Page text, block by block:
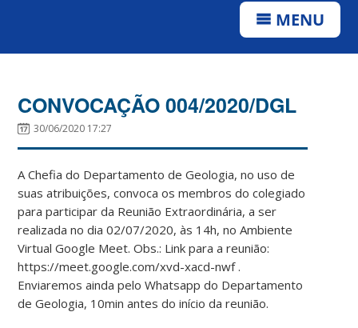
MENU
CONVOCAÇÃO 004/2020/DGL
30/06/2020 17:27
A Chefia do Departamento de Geologia, no uso de
suas atribuições, convoca os membros do colegiado
para participar da Reunião Extraordinária, a ser
realizada no dia 02/07/2020, às 14h, no Ambiente
Virtual Google Meet. Obs.: Link para a reunião:
https://meet.google.com/xvd-xacd-nwf .
Enviaremos ainda pelo Whatsapp do Departamento
de Geologia, 10min antes do início da reunião.